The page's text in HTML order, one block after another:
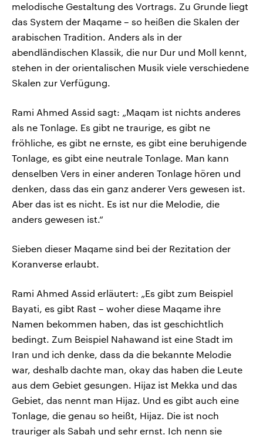
melodische Gestaltung des Vortrags. Zu Grunde liegt
das System der Maqame – so heißen die Skalen der
arabischen Tradition. Anders als in der
abendländischen Klassik, die nur Dur und Moll kennt,
stehen in der orientalischen Musik viele verschiedene
Skalen zur Verfügung.
Rami Ahmed Assid sagt: „Maqam ist nichts anderes
als ne Tonlage. Es gibt ne traurige, es gibt ne
fröhliche, es gibt ne ernste, es gibt eine beruhigende
Tonlage, es gibt eine neutrale Tonlage. Man kann
denselben Vers in einer anderen Tonlage hören und
denken, dass das ein ganz anderer Vers gewesen ist.
Aber das ist es nicht. Es ist nur die Melodie, die
anders gewesen ist.“
Sieben dieser Maqame sind bei der Rezitation der
Koranverse erlaubt.
Rami Ahmed Assid erläutert: „Es gibt zum Beispiel
Bayati, es gibt Rast – woher diese Maqame ihre
Namen bekommen haben, das ist geschichtlich
bedingt. Zum Beispiel Nahawand ist eine Stadt im
Iran und ich denke, dass da die bekannte Melodie
war, deshalb dachte man, okay das haben die Leute
aus dem Gebiet gesungen. Hijaz ist Mekka und das
Gebiet, das nennt man Hijaz. Und es gibt auch eine
Tonlage, die genau so heißt, Hijaz. Die ist noch
trauriger als Sabah und sehr ernst. Ich nenn sie